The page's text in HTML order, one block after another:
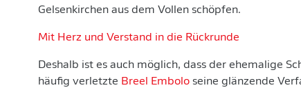
Gelsenkirchen aus dem Vollen schöpfen.
Mit Herz und Verstand in die Rückrunde
Deshalb ist es auch möglich, dass der ehemalige
häufig verletzte Breel Embolo seine glänzende